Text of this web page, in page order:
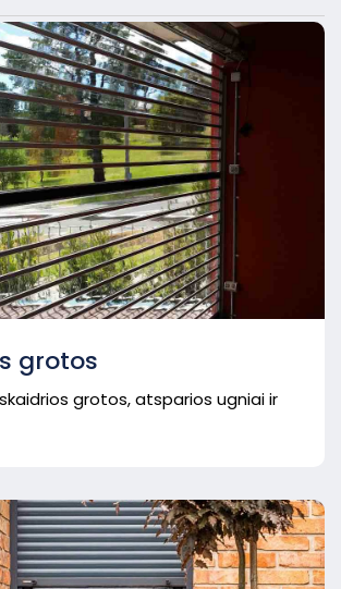
grotos
grotos, atsparios ugniai ir